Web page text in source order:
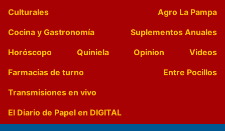
Culturales
Agro La Pampa
Cocina y Gastronomía
Suplementos Anuales
Horóscopo
Quiniela Opinion
Videos
Farmacias de turno
Entre Pocillos
Transmisiones en vivo
El Diario de Papel en DIGITAL